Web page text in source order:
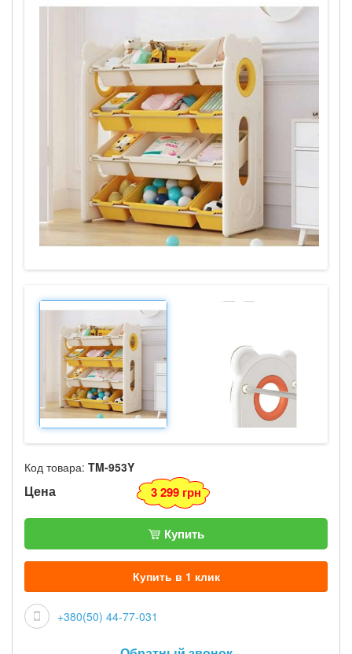
Код товара: TM-953Y
Цена 3 299 грн
Купить
Купить в 1 клик
+380(50) 44-77-031